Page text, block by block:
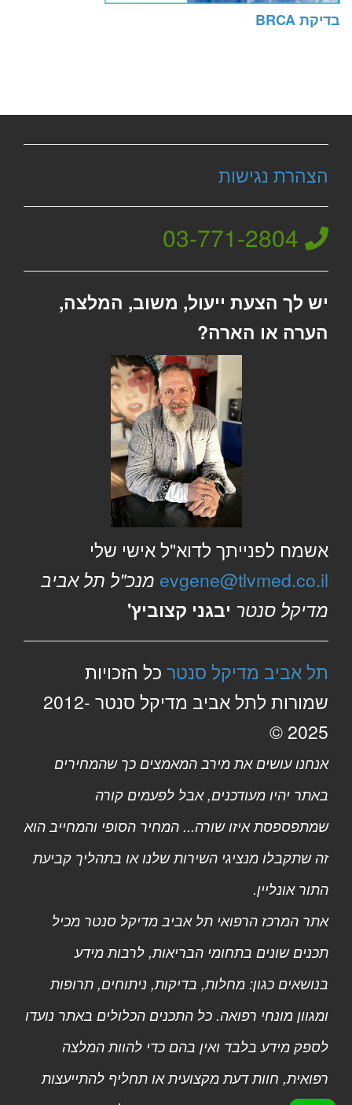
בדיקת BRCA
הצהרת נגישות
03-771-2804
יש לך הצעת ייעול, משוב, המלצה,
הערה או הארה?
אשמח לפנייתך לדוא"ל אישי שלי
evgene@tlvmed.co.il מנכ"ל תל אביב
מדיקל סנטר יבגני קצוביץ'
תל אביב מדיקל סנטר כל הזכויות
שמורות לתל אביב מדיקל סנטר 2012-
2025 ©
אנחנו עושים את מירב המאמצים כך שהמחירים
באתר יהיו מעודכנים, אבל לפעמים קורה
שמתפספסת איזו שורה... המחיר הסופי והמחייב הוא
זה שתקבלו מנציגי השירות שלנו או בתהליך קביעת
התור אונליין.
אתר המרכז הרפואי תל אביב מדיקל סנטר מכיל
תכנים שונים בתחומי הבריאות, לרבות מידע
בנושאים כגון: מחלות, בדיקות, ניתוחים, תרופות
ומגוון מונחי רפואה. כל התכנים הכלולים באתר נועדו
לספק מידע בלבד ואין בהם כדי להוות המלצה
רפואית, חוות דעת מקצועית או תחליף להתייעצות